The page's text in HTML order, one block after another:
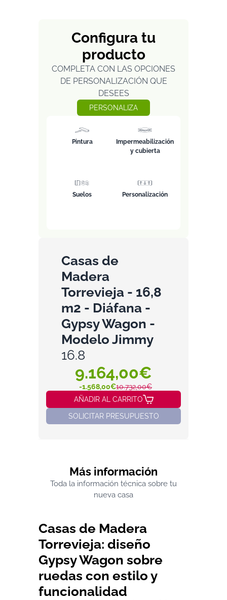
Configura tu
producto
COMPLETA CON LAS OPCIONES
DE PERSONALIZACIÓN QUE
DESEES
PERSONALIZA
Pintura
Impermeabilización
y cubierta
Suelos Personalización
Casas de
Madera
Torrevieja - 16,8
m2 - Diáfana -
Gypsy Wagon -
Modelo Jimmy
16.8
9.164,00€
-1.568,00€10.732,00€
AÑADIR AL CARRITO
SOLICITAR PRESUPUESTO
Más información
Toda la información técnica sobre tu
nueva casa
Casas de Madera
Torrevieja: diseño
Gypsy Wagon sobre
ruedas con estilo y
funcionalidad